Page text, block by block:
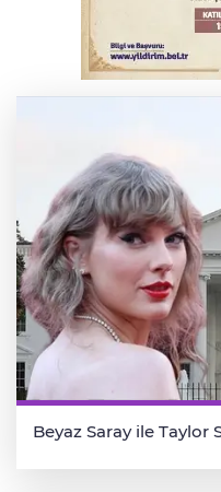
Bursa'da
kahkaha
Beyaz Saray ile Taylor